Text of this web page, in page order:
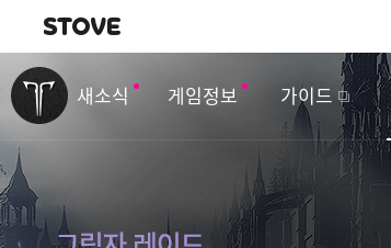
내비게이션
새소식 게임정보 가이드
벤
트
&
업
데
이